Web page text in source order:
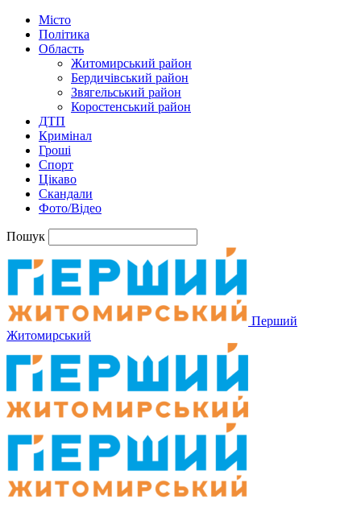
Місто
Політика
Область
Житомирський район
Бердичівський район
Звягельський район
Коростенський район
ДТП
Кримінал
Гроші
Спорт
Цікаво
Скандали
Фото/Відео
Пошук
Перший
Житомирський